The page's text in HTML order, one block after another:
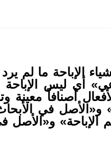
الإباحة ما لم
أي ليس
أصنافاً معينة
و«الأصل في
الإباحة»